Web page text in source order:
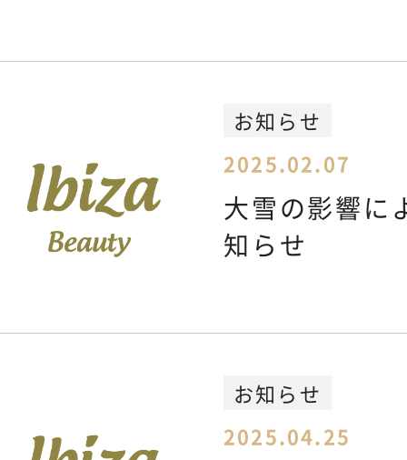
お知らせ
2025.02.07
大雪の影響に
知らせ
お知らせ
2025.04.25